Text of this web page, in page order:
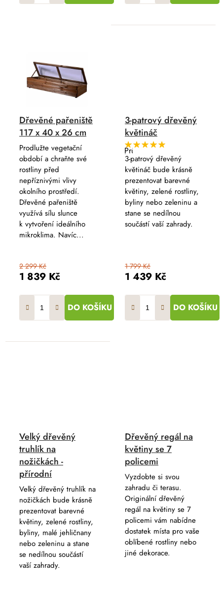
Dřevěné pařeniště
117 x 40 x 26 cm
1 839 Kč
2 299 Kč
DO KOŠÍKU
Prodlužte vegetační
období a chraňte své
rostliny před
nepříznivými vlivy
okolního prostředí.
Dřevěné pařeniště
využívá sílu slunce
k vytvoření ideálního
mikroklima. Navíc...
3-patrový dřevěný
květináč
Průměrné
hodnocení
produktu
je
5,0
z
5
hvězdiček.
1 439 Kč
1 799 Kč
DO KOŠÍKU
3-patrový dřevěný
květináč bude krásně
prezentovat barevné
květiny, zelené rostliny,
byliny nebo zeleninu a
stane se nedílnou
součástí vaší zahrady.
Velký dřevěný
truhlík na
nožičkách -
přírodní
Velký dřevěný truhlík na
nožičkách bude krásně
prezentovat barevné
květiny, zelené rostliny,
byliny, malé jehličnany
nebo zeleninu a stane
se nedílnou součástí
vaší zahrady.
Dřevěný regál na
květiny se 7
policemi
Vyzdobte si svou
zahradu či terasu.
Originální dřevěný
regál na květiny se 7
policemi vám nabídne
dostatek místa pro vaše
oblíbené rostliny nebo
jiné dekorace.